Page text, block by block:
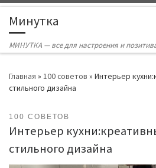
Skip to content
Минутка
МИНУТКА — все для настроения и
Главная » 100 советов » Интерьер
стильного дизайна
100 СОВЕТОВ
Интерьер
стильного дизайна